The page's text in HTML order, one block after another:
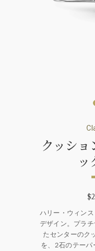
クッシ
ハリー・ウィン
デザイン。プラ
たセンターのク
を、2石のテーパ